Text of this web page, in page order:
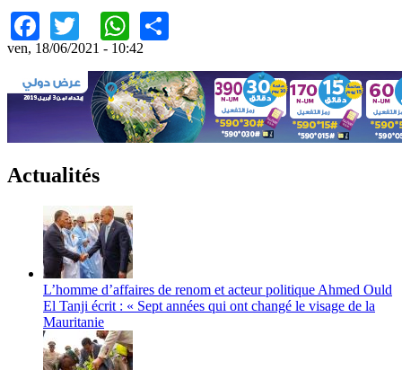
Facebook
TwitterWhatsApp
ven, 18/06/2021 - 10:42
Actualités
L’homme d’affaires de renom et acteur politique Ahmed Ould
El Tanji écrit : « Sept années qui ont changé le visage de la
Mauritanie